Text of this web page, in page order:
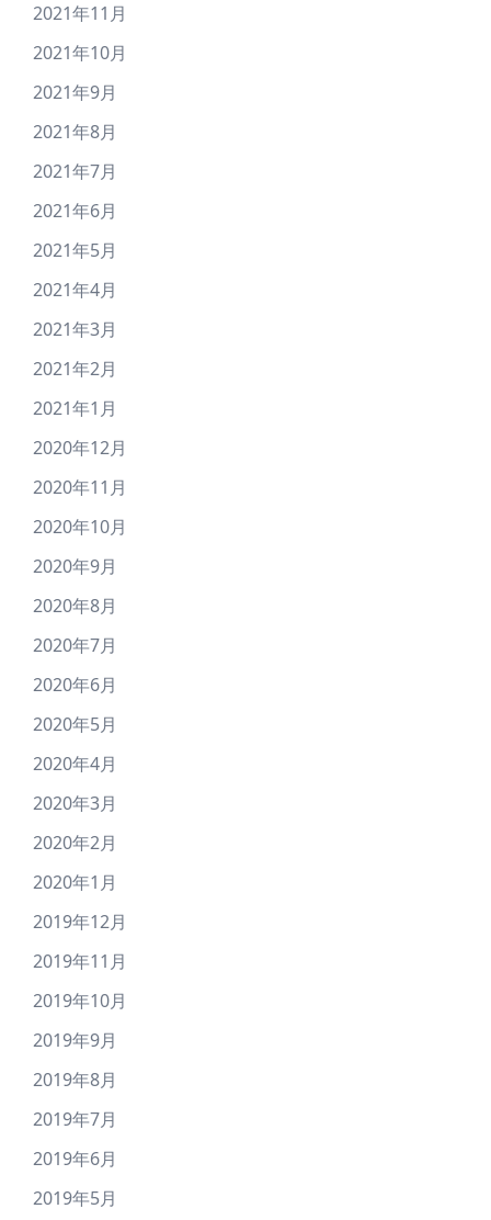
2021年11月
2021年10月
2021年9月
2021年8月
2021年7月
2021年6月
2021年5月
2021年4月
2021年3月
2021年2月
2021年1月
2020年12月
2020年11月
2020年10月
2020年9月
2020年8月
2020年7月
2020年6月
2020年5月
2020年4月
2020年3月
2020年2月
2020年1月
2019年12月
2019年11月
2019年10月
2019年9月
2019年8月
2019年7月
2019年6月
2019年5月